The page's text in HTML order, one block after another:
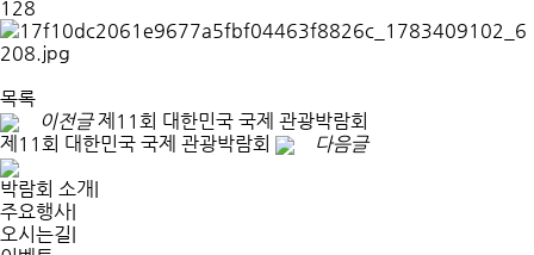
128
목록
이전글 제11회 대한민국 국제 관광박람회
제11회 대한민국 국제 관광박람회
다음글
박람회 소개|
주요행사|
오시는길|